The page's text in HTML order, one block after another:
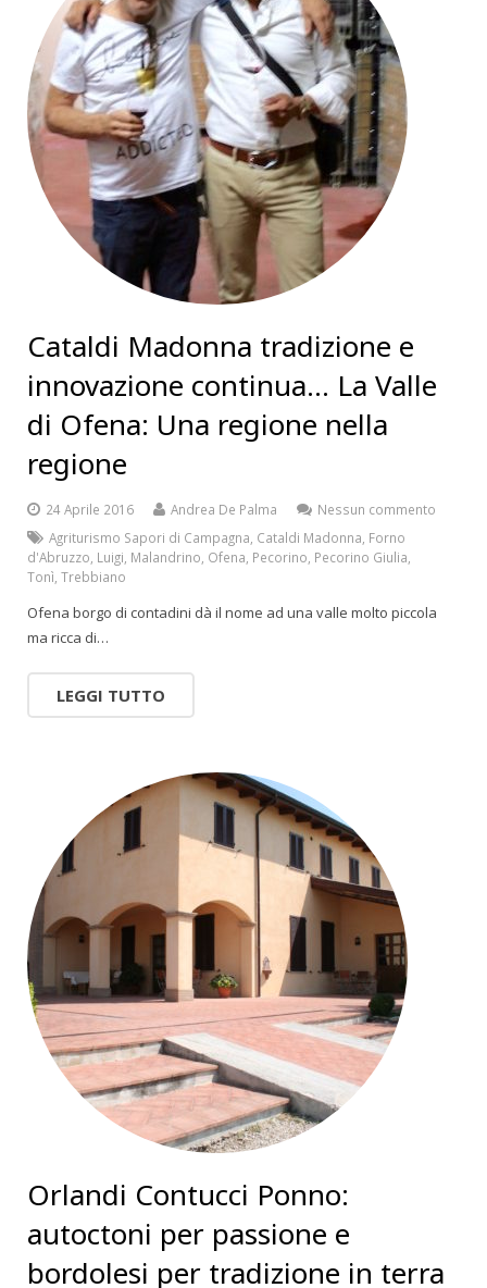
Cataldi Madonna tradizione e
innovazione continua… La Valle
di Ofena: Una regione nella
regione
24 Aprile 2016 Andrea De Palma
Nessun commento
Agriturismo Sapori di Campagna Cataldi Madonna Forno
d'Abruzzo Luigi Malandrino Ofena Pecorino Pecorino Giulia
Tonì Trebbiano
Ofena borgo di contadini dà il nome ad una valle molto piccola
ma ricca di…
LEGGI TUTTO
Orlandi Contucci Ponno:
autoctoni per passione e
bordolesi per tradizione in terra